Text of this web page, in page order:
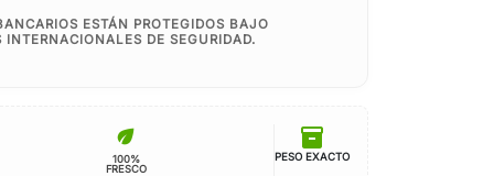
ESTÁN PROTEGIDOS BAJO
INTERNACIONALES DE SEGURIDAD.
eco
100%
FRESCO
inventory_2
PESO EXACTO